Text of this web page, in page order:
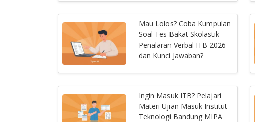
Mau Lolos? Coba Kumpulan
Soal Tes Bakat Skolastik
Penalaran Verbal ITB 2026
dan Kunci Jawaban?
Ingin Masuk ITB? Pelajari
Materi Ujian Masuk Institut
Teknologi Bandung MIPA